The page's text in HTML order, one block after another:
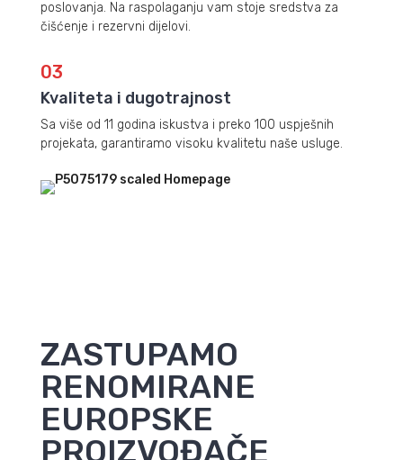
poslovanja. Na raspolaganju vam stoje sredstva za
čišćenje i rezervni dijelovi.
03
Kvaliteta i dugotrajnost
Sa više od 11 godina iskustva i preko 100 uspješnih
projekata, garantiramo visoku kvalitetu naše usluge.
ZASTUPAMO
RENOMIRANE
EUROPSKE
PROIZVOĐAČE